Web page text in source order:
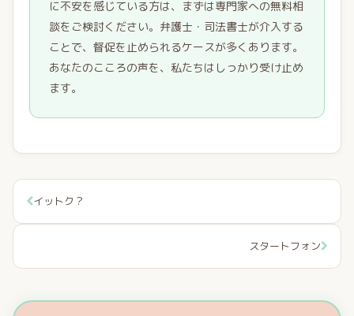
に不安を感じている方は、まずは専門家への無料相
談をご検討ください。弁護士・司法書士が介入する
ことで、督促を止められるケースが多くあります。
あなたのこころの声を、私たちはしっかり受け止め
ます。
イットク？
スタートフォン